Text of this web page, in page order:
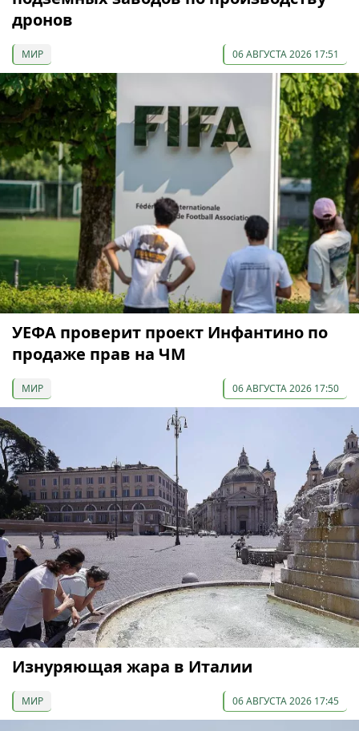
дронов
МИР 06 АВГУСТА 2026 17:51
УЕФА проверит проект Инфантино по
продаже прав на ЧМ
МИР 06 АВГУСТА 2026 17:50
Изнуряющая жара в Италии
МИР 06 АВГУСТА 2026 17:45